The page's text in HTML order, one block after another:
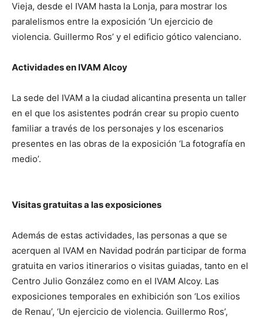
Vieja, desde el IVAM hasta la Lonja, para mostrar los
paralelismos entre la exposición ‘Un ejercicio de
violencia. Guillermo Ros’ y el edificio gótico valenciano.
Actividades en IVAM Alcoy
La sede del IVAM a la ciudad alicantina presenta un taller
en el que los asistentes podrán crear su propio cuento
familiar a través de los personajes y los escenarios
presentes en las obras de la exposición ‘La fotografía en
medio’.
Visitas gratuitas a las exposiciones
Además de estas actividades, las personas a que se
acerquen al IVAM en Navidad podrán participar de forma
gratuita en varios itinerarios o visitas guiadas, tanto en el
Centro Julio González como en el IVAM Alcoy. Las
exposiciones temporales en exhibición son ‘Los exilios
de Renau’, ‘Un ejercicio de violencia. Guillermo Ros’,